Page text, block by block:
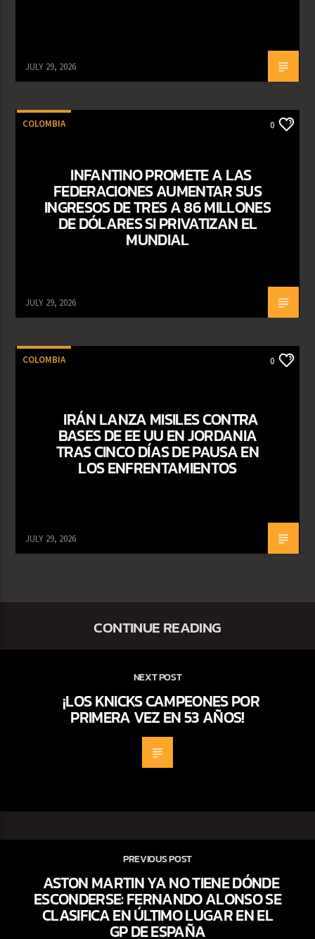
JULY 29, 2026
COLOMBIA 0
INFANTINO PROMETE A LAS
FEDERACIONES AUMENTAR SUS
INGRESOS DE TRES A 86 MILLONES
DE DÓLARES SI PRIVATIZAN EL
MUNDIAL
JULY 29, 2026
COLOMBIA 0
IRÁN LANZA MISILES CONTRA
BASES DE EE UU EN JORDANIA
TRAS CINCO DÍAS DE PAUSA EN
LOS ENFRENTAMIENTOS
JULY 29, 2026
CONTINUE READING
NEXT POST
¡LOS KNICKS CAMPEONES POR
PRIMERA VEZ EN 53 AÑOS!
PREVIOUS POST
ASTON MARTIN YA NO TIENE DÓNDE
ESCONDERSE: FERNANDO ALONSO SE
CLASIFICA EN ÚLTIMO LUGAR EN EL
GP DE ESPAÑA